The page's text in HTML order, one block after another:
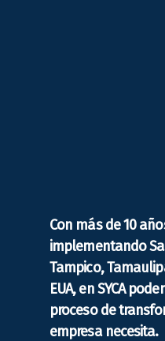
Con más de 10
implementando
Tampico,
EUA, en SYCA
proceso de
empresa necesita.